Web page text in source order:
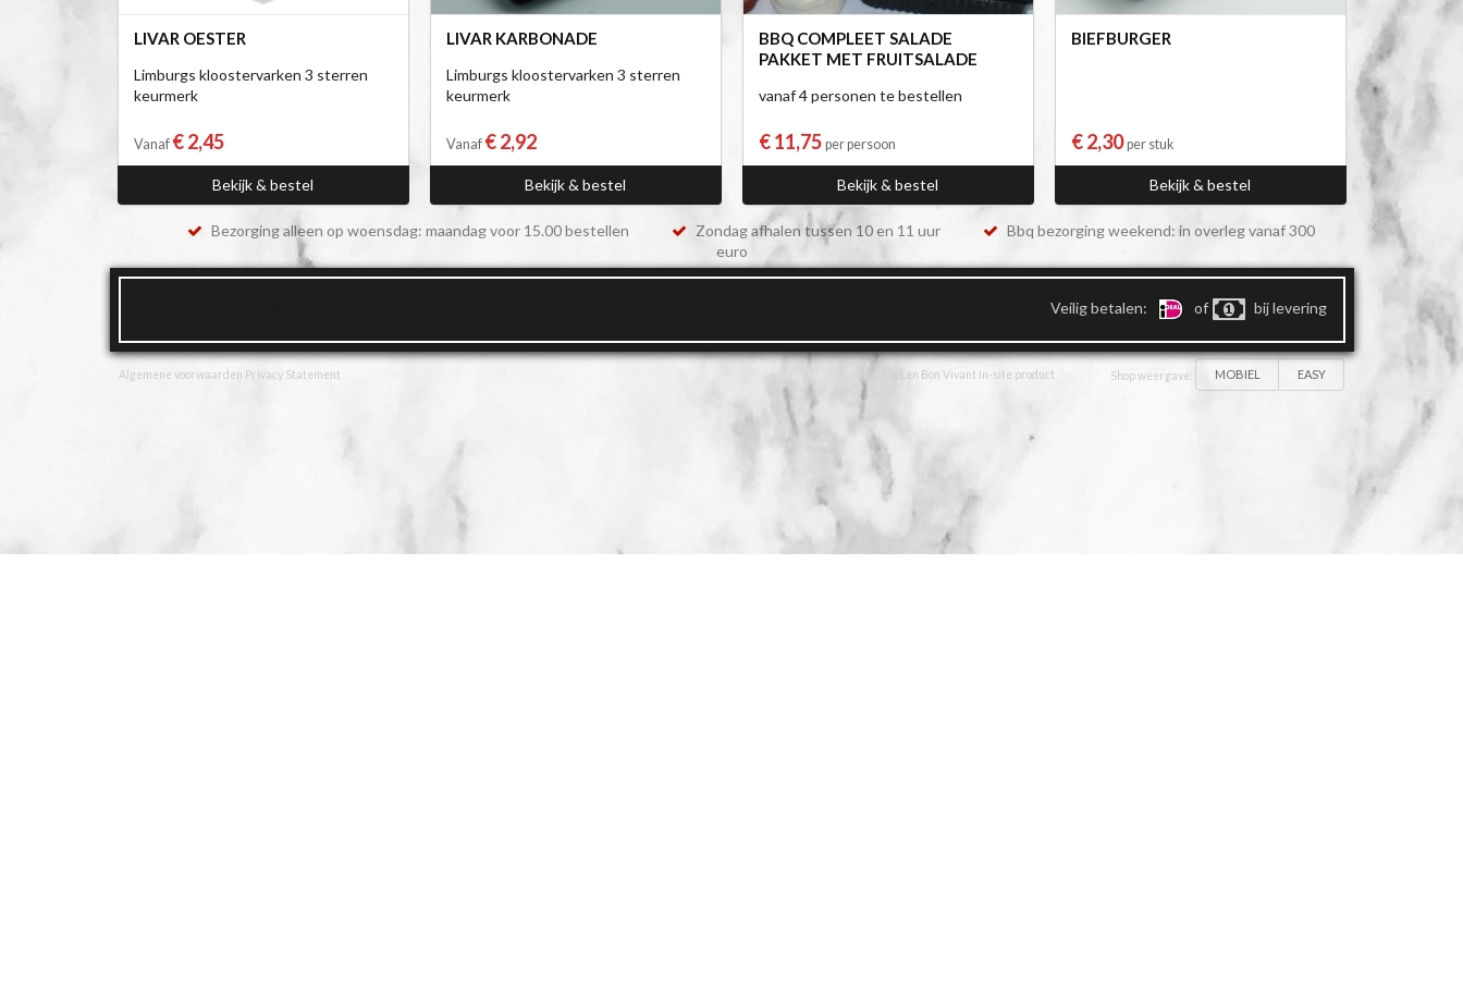
LIVAR OESTER
Limburgs kloostervarken 3 sterren
keurmerk
Vanaf € 2,45
Bekijk & bestel
LIVAR KARBONADE
Limburgs kloostervarken 3 sterren
keurmerk
Vanaf € 2,92
Bekijk & bestel
BBQ COMPLEET SALADE
PAKKET MET FRUITSALADE
vanaf 4 personen te bestellen
€ 11,75 per persoon
Bekijk & bestel
BIEFBURGER
€ 2,30per stuk
Bekijk & bestel
Bezorging alleen op woensdag: maandag voor 15.00 bestellen Zondag afhalen tussen 10 en 11 uur
Bbq bezorging weekend: in overleg vanaf 300
euro
Veilig betalen: of bij levering
Algemene voorwaarden Privacy Statement Een Bon Vivant In-site product Shop weergave: MOBIEL EASY